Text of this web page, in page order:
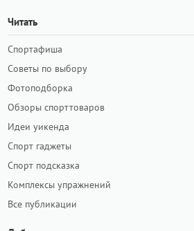
Читать
Спортафиша
Советы по выбору
Фотоподборка
Обзоры спорттоваров
Идеи уикенда
Спорт гаджеты
Спорт подсказка
Комплексы упражнений
Все публикации